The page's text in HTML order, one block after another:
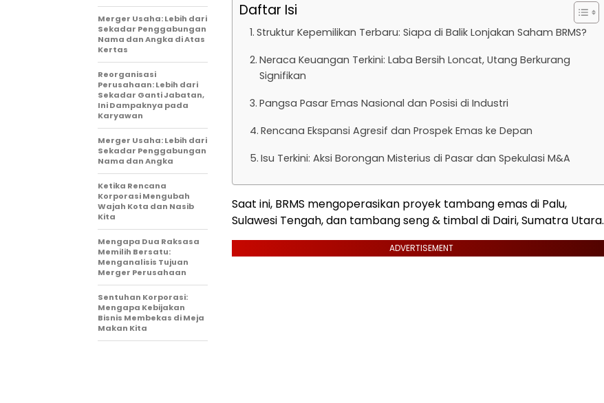
Daftar Isi
Struktur Kepemilikan Terbaru: Siapa di Balik Lonjakan Saham BRMS?
Neraca Keuangan Terkini: Laba Bersih Loncat, Utang Berkurang
Signifikan
Pangsa Pasar Emas Nasional dan Posisi di Industri
Rencana Ekspansi Agresif dan Prospek Emas ke Depan
Isu Terkini: Aksi Borongan Misterius di Pasar dan Spekulasi M&A
Saat ini, BRMS mengoperasikan proyek tambang emas di Palu,
Sulawesi Tengah, dan tambang seng & timbal di Dairi, Sumatra Utara.
ADVERTISEMENT
Merger Usaha: Lebih dari
Sekadar Penggabungan
Nama dan Angka di Atas
Kertas
Reorganisasi
Perusahaan: Lebih dari
Sekadar Ganti Jabatan,
Ini Dampaknya pada
Karyawan
Merger Usaha: Lebih dari
Sekadar Penggabungan
Nama dan Angka
Ketika Rencana
Korporasi Mengubah
Wajah Kota dan Nasib
Kita
Mengapa Dua Raksasa
Memilih Bersatu:
Menganalisis Tujuan
Merger Perusahaan
Sentuhan Korporasi:
Mengapa Kebijakan
Bisnis Membekas di Meja
Makan Kita